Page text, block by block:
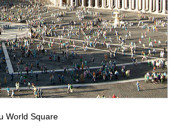
World Square